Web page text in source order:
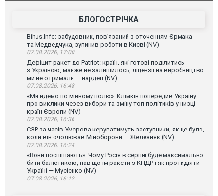
БЛОГОСТРІЧКА
Bihus.Info: забудовник, пов’язаний з оточенням Єрмака
та Медведчука, зупинив роботи в Києві (NV)
07.08.2026, 17:00
Дефіцит ракет до Patriot: країн, які готові поділитись
з Україною, майже не залишилось, ліцензії на виробництво
ми не отримали — нардеп (NV)
07.08.2026, 16:48
«Ми йдемо по мінному полю». Клімкін попередив Україну
про виклики через вибори та зміну топ-політиків у низці
країн Європи (NV)
07.08.2026, 16:36
СЗР за часів Умєрова керуватимуть заступники, як це було,
коли він очолював Міноборони — Железняк (NV)
07.08.2026, 16:24
«Вони поспішають». Чому Росія в серпні буде максимально
бити балістикою, навіщо їм ракети з КНДР і як протидіяти
Україні — Мусієнко (NV)
07.08.2026, 16:12